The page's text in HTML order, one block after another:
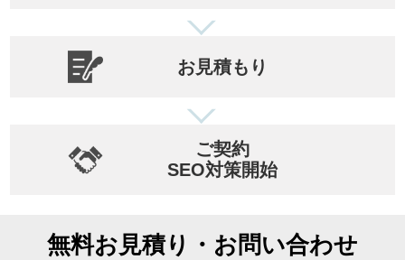
お見積もり
ご契約
SEO対策開始
無料お見積り・お問い合わせ